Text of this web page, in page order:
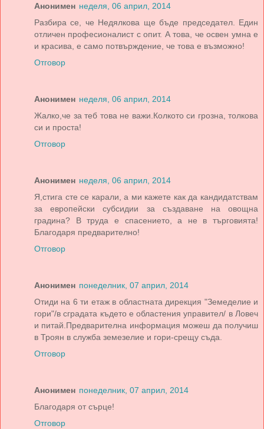
Анонимен неделя, 06 април, 2014
Разбира се, че Недялкова ще бъде председател. Един
отличен професионалист с опит. А това, че освен умна е
и красива, е само потвърждение, че това е възможно!
Отговор
Анонимен неделя, 06 април, 2014
Жалко,че за теб това не важи.Колкото си грозна, толкова
си и проста!
Отговор
Анонимен неделя, 06 април, 2014
Я,стига сте се карали, а ми кажете как да кандидатствам
за европейски субсидии за създаване на овощна
градина? В труда е спасението, а не в търговията!
Благодаря предварително!
Отговор
Анонимен понеделник, 07 април, 2014
Отиди на 6 ти етаж в областната дирекция "Земеделие и
гори"/в сградата където е областения управител/ в Ловеч
и питай.Предварителна информация можеш да получиш
в Троян в служба земезелие и гори-срещу съда.
Отговор
Анонимен понеделник, 07 април, 2014
Благодаря от сърце!
Отговор